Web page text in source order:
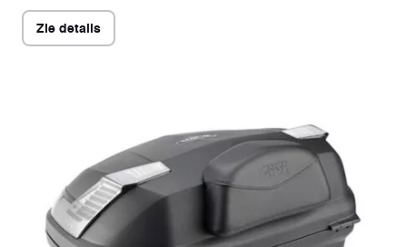
Zie details